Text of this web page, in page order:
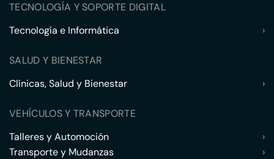
TECNOLOGÍA Y SOPORTE DIGITAL
Tecnología e Informática
›
SALUD Y BIENESTAR
Clínicas, Salud y Bienestar
›
VEHÍCULOS Y TRANSPORTE
Talleres y Automoción
›
Transporte y Mudanzas
›